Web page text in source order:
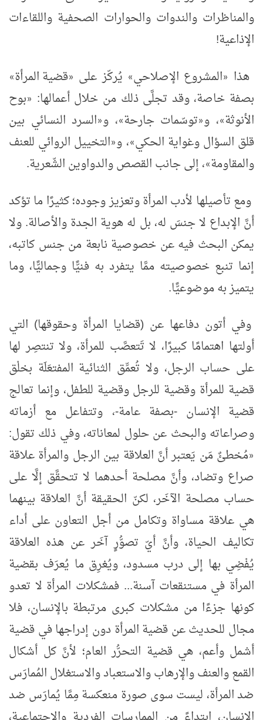
والمناظرات والندوات والحوارات الصحفية واللقاءات
الإذاعية!
هذا
«المشروع الإصلاحي» يُركّز على «قضية المرأة»
بصفة خاصة، وقد تجلَّى ذلك من خلال أعمالها: «بوح
الأنوثة»، و«توسّمات جارحة»، و«السرد النسائي بين
قلق السؤال وغواية الحكي»، و«التخييل الروائي للعنف
والمقاومة»، إلى جانب القصص والدواوين الشّعرية.
ومع تأصيلها لأدب المرأة وتعزيز وجوده؛ كثيرًا ما تؤكد
أنَّ الإبداع لا جنسَ له، بل له هوية الجدة والأصالة. ولا
يمكن البحث فيه عن خصوصية نابعة من جنس كاتبه،
إنما تنبع خصوصيته ممَّا يتفرد به فنيًّا وجماليًّا، وما
يتميز به موضوعيًّا.
وفي أتون دفاعها عن (قضايا المرأة وحقوقها) التي
أولتها اهتمامًا كبيرًا، لا تَتعصَّب للمرأة، ولا تنتصِر لها
على حساب الرجل، ولا تُعمِّق الثنائية المفتعَلَة بخلْق
قضية للمرأة وقضية للرجل وقضية للطفل، وإنما تعالج
قضية الإنسان -بصفة عامة-، وتتفاعل مع أزماته
وصراعاته والبحث عن حلول لمعاناته، وفي ذلك تقول:
«مُخطئٌ مَن يَعتبر أنَّ العلاقة بين الرجل والمرأة علاقة
صراع وتضاد، وأنَّ مصلحة أحدهما لا تتحقَّق إلَّا على
حساب مصلحة الآخَر، لكنّ الحقيقة أنَّ العلاقة بينهما
هي علاقة مساواة وتكامل من أجل التعاون على أداء
تكاليف الحياة، وأنَّ أيّ تصوُّرٍ آخَر عن هذه العلاقة
يُفْضِي بها إلى درب مسدود، ويُغرِق ما يُعرَف بقضية
المرأة في مستنقعات آسنة... فمشكلات المرأة لا تعدو
كونها جزءًا من مشكلات كبرى مرتبطة بالإنسان، فلا
مجال للحديث عن قضية المرأة دون إدراجها في قضية
أشمل وأعم، هي قضية التحرُّر العام؛ لأنَّ كل أشكال
القمع والعنف والإرهاب والاستعباد والاستغلال المُمارَس
ضد المرأة، ليست سوى صورة منعكسة مِمَّا يُمارَس ضد